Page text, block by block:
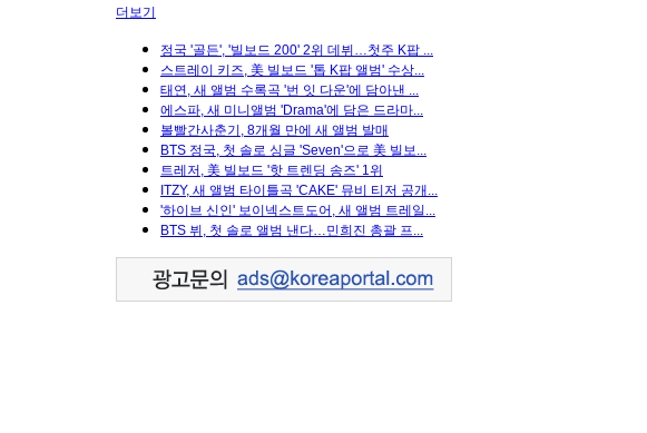
더보기
정국 '골든', '빌보드 200' 2위 데뷔…첫주 K팝 ...
스트레이 키즈, 美 빌보드 '톱 K팝 앨범' 수상...
태연, 새 앨범 수록곡 '번 잇 다운'에 담아낸 ...
에스파, 새 미니앨범 'Drama'에 담은 드라마...
볼빨간사춘기, 8개월 만에 새 앨범 발매
BTS 정국, 첫 솔로 싱글 'Seven'으로 美 빌보...
트레저, 美 빌보드 '핫 트렌딩 송즈' 1위
ITZY, 새 앨범 타이틀곡 'CAKE' 뮤비 티저 공개...
'하이브 신인' 보이넥스트도어, 새 앨범 트레일...
BTS 뷔, 첫 솔로 앨범 낸다…민희진 총괄 프...